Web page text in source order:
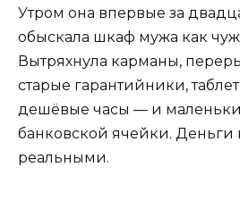
Утром она впервые за
обыскала шкаф мужа как
Вытряхнула карманы,
старые гарантийники,
дешёвые часы — и
банковской ячейки. Деньги
реальными.